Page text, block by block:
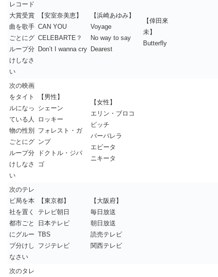
レコード
大賞受賞
曲を歌手
ごとにグ
ループ分
けしなさ
い
【安室奈美恵】
CAN YOU
CELEBARTE？
Don’t I wanna cry
【浜崎あゆみ】
Voyage
No way to say
Dearest
【倖田來
未】
Butterfly
次の映画
をタイト
ルになっ
ている人
物の性別
ごとにグ
ループ分
けしなさ
い
【男性】
シェーン
ロッキー
フォレスト・ガ
ンプ
ドクトル・ジバ
ゴ
【女性】
エリン・ブロコ
ビッチ
バーバレラ
エビータ
ニキータ
次のテレ
ビ局を本
社を置く
都市ごと
にグルー
プ分けし
なさい
【東京都】
テレビ朝日
日本テレビ
TBS
フジテレビ
【大阪府】
毎日放送
朝日放送
読売テレビ
関西テレビ
次のタレ